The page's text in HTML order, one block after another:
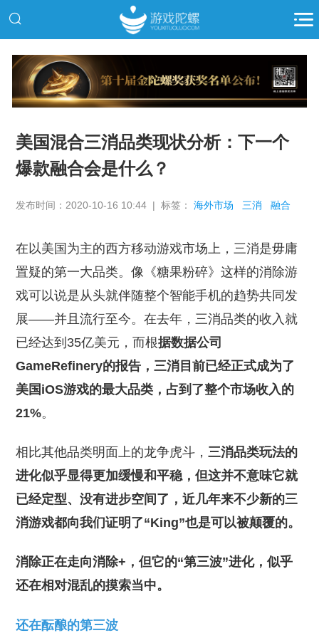
推广
美国混合三消品类现状分析：下一个
爆款融合会是什么？
发布时间：2020-10-16 10:44 | 标签：海外市场 三消 融合
在以美国为主的西方移动游戏市场上，三消是毋庸
置疑的第一大品类。像《糖果粉碎》这样的消除游
戏可以说是从头就伴随整个智能手机的趋势共同发
展——并且流行至今。在去年，三消品类的收入就
已经达到35亿美元，而根据数据公司
GameRefinery的报告，三消目前已经正式成为了
美国iOS游戏的最大品类，占到了整个市场收入的
21%。
相比其他品类明面上的龙争虎斗，三消品类玩法的
进化似乎显得更加缓慢和平稳，但这并不意味它就
已经定型、没有进步空间了，近几年来不少新的三
消游戏都向我们证明了“King”也是可以被颠覆的。
消除正在走向消除+，但它的“第三波”进化，似乎
还在相对混乱的摸索当中。
还在酝酿的第三波